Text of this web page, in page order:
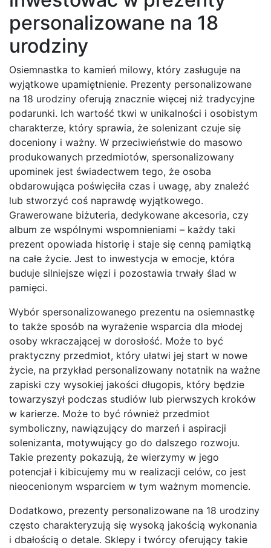
personalizowane na 18
urodziny
Osiemnastka to kamień milowy, który zasługuje na
wyjątkowe upamiętnienie. Prezenty personalizowane
na 18 urodziny oferują znacznie więcej niż tradycyjne
podarunki. Ich wartość tkwi w unikalności i osobistym
charakterze, który sprawia, że solenizant czuje się
doceniony i ważny. W przeciwieństwie do masowo
produkowanych przedmiotów, spersonalizowany
upominek jest świadectwem tego, że osoba
obdarowująca poświęciła czas i uwagę, aby znaleźć
lub stworzyć coś naprawdę wyjątkowego.
Grawerowane biżuteria, dedykowane akcesoria, czy
album ze wspólnymi wspomnieniami – każdy taki
prezent opowiada historię i staje się cenną pamiątką
na całe życie. Jest to inwestycja w emocje, która
buduje silniejsze więzi i pozostawia trwały ślad w
pamięci.
Wybór spersonalizowanego prezentu na osiemnastkę
to także sposób na wyrażenie wsparcia dla młodej
osoby wkraczającej w dorosłość. Może to być
praktyczny przedmiot, który ułatwi jej start w nowe
życie, na przykład personalizowany notatnik na ważne
zapiski czy wysokiej jakości długopis, który będzie
towarzyszył podczas studiów lub pierwszych kroków
w karierze. Może to być również przedmiot
symboliczny, nawiązujący do marzeń i aspiracji
solenizanta, motywujący go do dalszego rozwoju.
Takie prezenty pokazują, że wierzymy w jego
potencjał i kibicujemy mu w realizacji celów, co jest
nieocenionym wsparciem w tym ważnym momencie.
Dodatkowo, prezenty personalizowane na 18 urodziny
często charakteryzują się wysoką jakością wykonania
i dbałością o detale. Sklepy i twórcy oferujący takie